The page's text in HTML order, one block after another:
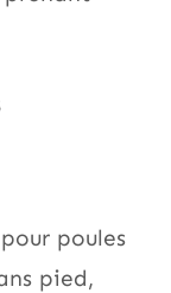
poules
pied,